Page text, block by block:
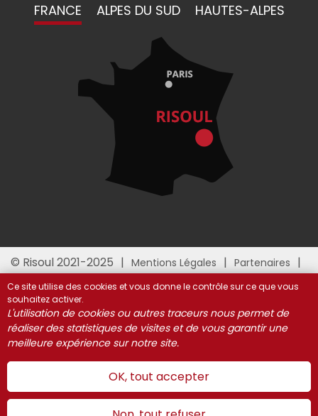
FRANCE ALPES DU SUD HAUTES-ALPES
© Risoul 2021-2025 Mentions Légales
Partenaires
Gestion des cookies
Ce site utilise des cookies et vous donne le contrôle sur ce que vous
souhaitez activer.
L'utilisation de cookies ou autres traceurs nous permet de
réaliser des statistiques de visites et de vous garantir une
meilleure expérience sur notre site.
OK, tout accepter